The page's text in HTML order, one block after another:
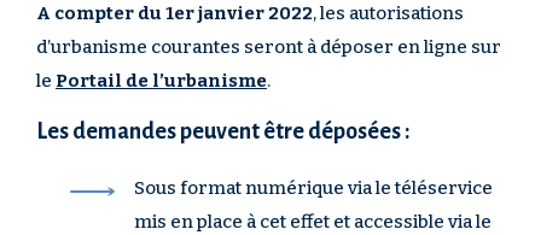
A compter du 1er janvier 2022, les autorisations
d’urbanisme courantes seront à déposer en ligne sur
le Portail de l’urbanisme.
Les demandes peuvent être déposées :
Sous format numérique via le téléservice
mis en place à cet effet et accessible via le